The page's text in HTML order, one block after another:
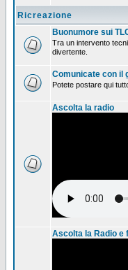
Ricreazione
Buonumore sui
Tra un intervento
divertente.
Comunicate con il
Potete postare qui
Ascolta la radio
Ascolta la Radio e